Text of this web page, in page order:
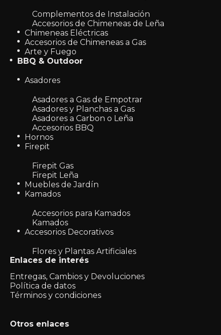
Complementos de Instalación
Accesorios de Chimeneas de Leña
Chimeneas Eléctricas
Accesorios de Chimeneas a Gas
Arte y Fuego
BBQ & Outdoor
Asadores
Asadores a Gas de Empotrar
Asadores y Planchas a Gas
Asadores a Carbon o Leña
Accesorios BBQ
Hornos
Firepit
Firepit Gas
Firepit Leña
Muebles de Jardín
Kamados
Accesorios para Kamados
Kamados
Accesorios Decorativos
Flores y Plantas Artificiales
Enlaces de interés
Entregas, Cambios y Devoluciones
Política de datos
Términos y condiciones
Otros enlaces